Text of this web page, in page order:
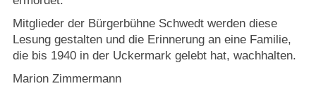
Ласкаво просимо до Штрасбурга (Уккермарк)
مرحبًا بكم في شتراسبورغ (أوكرمارك)
Mitglieder der Bürgerbühne Schwedt werden diese
Lesung gestalten und die Erinnerung an eine Familie,
die bis 1940 in der Uckermark gelebt hat, wachhalten.
Marion Zimmermann